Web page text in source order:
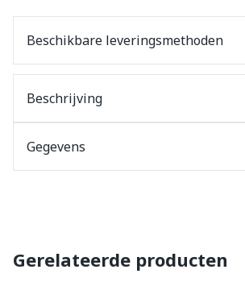
Beschikbare leveringsmethoden
Beschrijving
Gegevens
Gerelateerde producten